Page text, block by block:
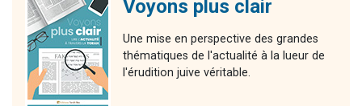
Voyons plus clair
Une mise en perspective des grandes
thématiques de l'actualité à la lueur de
l'érudition juive véritable.